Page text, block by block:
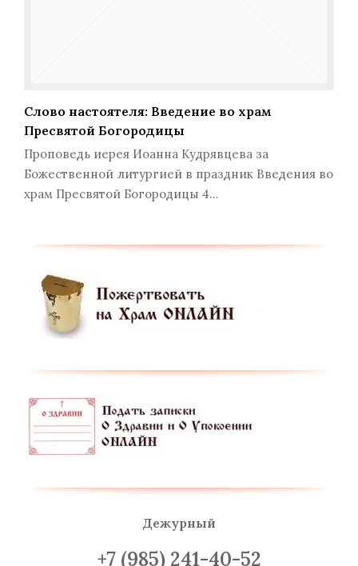
Слово настоятеля: Введение во храм
Пресвятой Богородицы
Проповедь иерея Иоанна Кудрявцева за
Божественной литургией в праздник Введения во
храм Пресвятой Богородицы 4…
Дежурный
+7 (985) 241-40-52